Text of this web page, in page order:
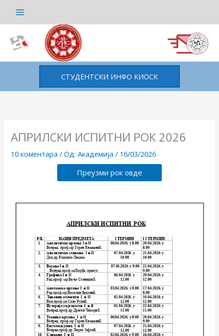
СТУДЕНТСКИ ИНФО КИОСК
АПРИЛСКИ ИСПИТНИ РОК 2026
10 коментара / Од: Академија/ 16/03/2026
Преузми рок овде